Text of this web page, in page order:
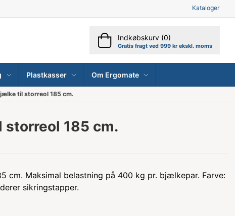
Kataloger
Indkøbskurv (0)
Gratis fragt ved 999 kr ekskl. moms
Plastkasser Om Ergomate
til storreol 185 cm.
185 cm.
cm. Maksimal belastning på 400 kg pr. bjælkepar. Farve:
sikringstapper.